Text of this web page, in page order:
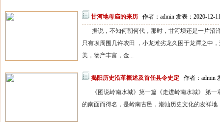
甘河地母庙的来历 作者：admin 发表：2020-12-
据说，不知何朝何代，那时，甘河坝还是一片沼
只有坝周围几许农田 ，小龙滩劣龙久困于龙潭之中
美，物产丰富，金...
揭阳历史沿革概述及首任县令史定 作者：admin
《图说岭南水城》第一篇《走进岭南水城》 第
的南面而得名，是岭南古邑，潮汕历史文化的发祥